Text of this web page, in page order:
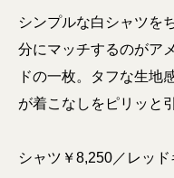
シンプルな白シャツを
分にマッチするのがア
ドの一枚。タフな生地
が着こなしをピリッと
シャツ￥8,250／レッ